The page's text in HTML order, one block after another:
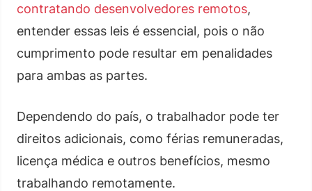
contratando desenvolvedores remotos,
entender essas leis é essencial, pois o não
cumprimento pode resultar em penalidades
para ambas as partes.
Dependendo do país, o trabalhador pode ter
direitos adicionais, como férias remuneradas,
licença médica e outros benefícios, mesmo
trabalhando remotamente.